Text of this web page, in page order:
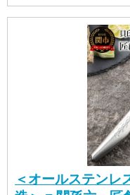
＜オールステンレ